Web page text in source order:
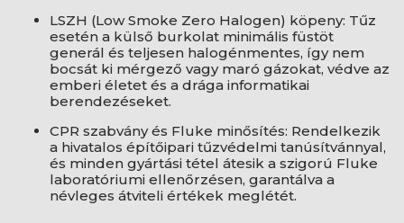
LSZH (Low Smoke Zero Halogen) köpeny: Tűz
esetén a külső burkolat minimális füstöt
generál és teljesen halogénmentes, így nem
bocsát ki mérgező vagy maró gázokat, védve az
emberi életet és a drága informatikai
berendezéseket.
CPR szabvány és Fluke minősítés: Rendelkezik
a hivatalos építőipari tűzvédelmi tanúsítvánnyal,
és minden gyártási tétel átesik a szigorú Fluke
laboratóriumi ellenőrzésen, garantálva a
névleges átviteli értékek meglétét.